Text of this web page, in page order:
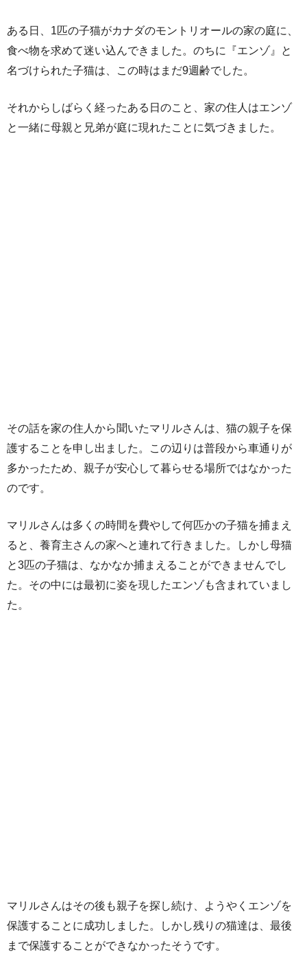
ある日、1匹の子猫がカナダのモントリオールの家の庭に、
食べ物を求めて迷い込んできました。のちに『エンゾ』と
名づけられた子猫は、この時はまだ9週齢でした。
それからしばらく経ったある日のこと、家の住人はエンゾ
と一緒に母親と兄弟が庭に現れたことに気づきました。
その話を家の住人から聞いたマリルさんは、猫の親子を保
護することを申し出ました。この辺りは普段から車通りが
多かったため、親子が安心して暮らせる場所ではなかった
のです。
マリルさんは多くの時間を費やして何匹かの子猫を捕まえ
ると、養育主さんの家へと連れて行きました。しかし母猫
と3匹の子猫は、なかなか捕まえることができませんでし
た。その中には最初に姿を現したエンゾも含まれていまし
た。
マリルさんはその後も親子を探し続け、ようやくエンゾを
保護することに成功しました。しかし残りの猫達は、最後
まで保護することができなかったそうです。